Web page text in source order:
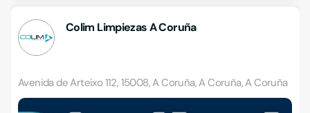
Colim Limpiezas A Coruña
Avenida de Arteixo 112, 15008, A Coruña, A Coruña, A Coruña